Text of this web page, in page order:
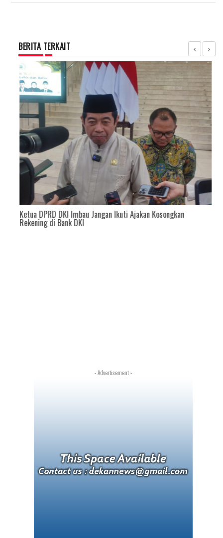
BERITA TERKAIT
Ketua DPRD DKI Imbau Jangan Ikuti Ajakan Kosongkan
Rekening di Bank DKI
- Advertisement -